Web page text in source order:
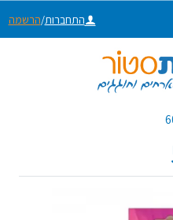
התחברות/הרשמה